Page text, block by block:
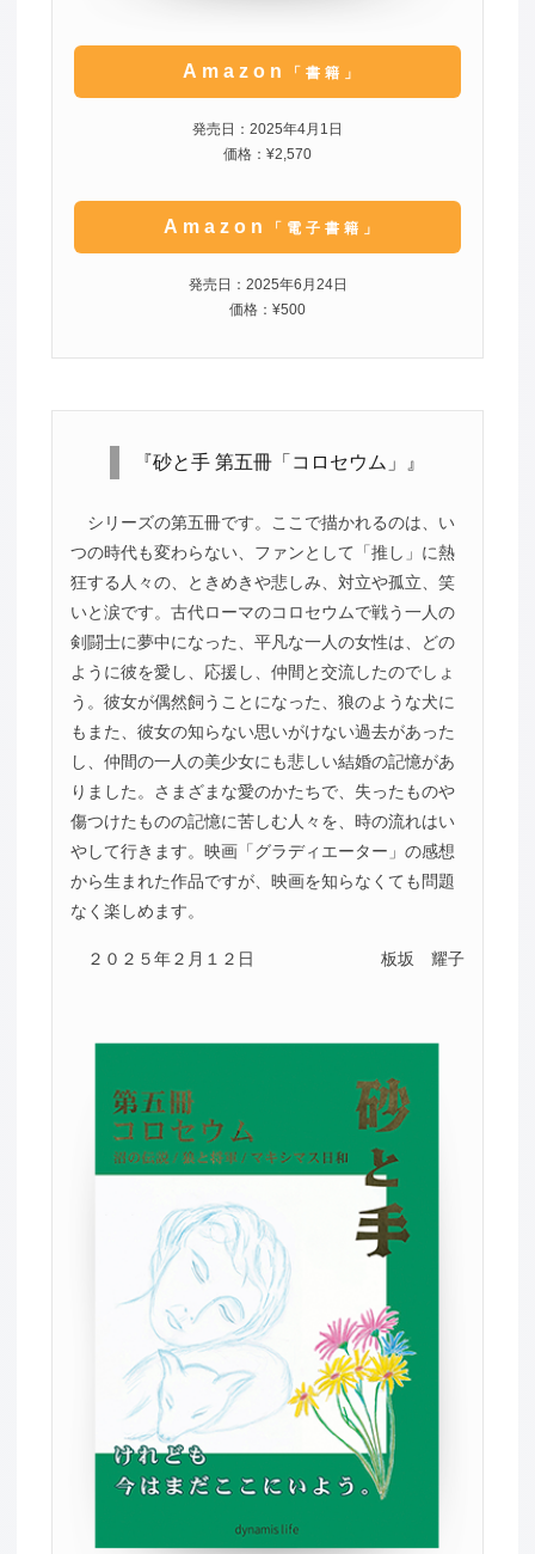
Amazon 「書籍」
発売日：2025年4月1日
価格：¥2,570
Amazon 「電子書籍」
発売日：2025年6月24日
価格：¥500
『砂と手 第五冊「コロセウム」』
シリーズの第五冊です。ここで描かれるのは、い
つの時代も変わらない、ファンとして「推し」に熱
狂する人々の、ときめきや悲しみ、対立や孤立、笑
いと涙です。古代ローマのコロセウムで戦う一人の
剣闘士に夢中になった、平凡な一人の女性は、どの
ように彼を愛し、応援し、仲間と交流したのでしょ
う。彼女が偶然飼うことになった、狼のような犬に
もまた、彼女の知らない思いがけない過去があった
し、仲間の一人の美少女にも悲しい結婚の記憶があ
りました。さまざまな愛のかたちで、失ったものや
傷つけたものの記憶に苦しむ人々を、時の流れはい
やして行きます。映画「グラディエーター」の感想
から生まれた作品ですが、映画を知らなくても問題
なく楽しめます。
２０２５年２月１２日 板坂 耀子